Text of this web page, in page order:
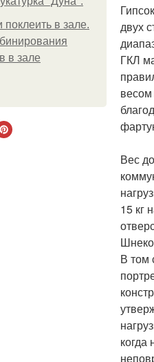
в зале.
в зале
двух
ГКЛ
Вес
15 кг
В том
когда